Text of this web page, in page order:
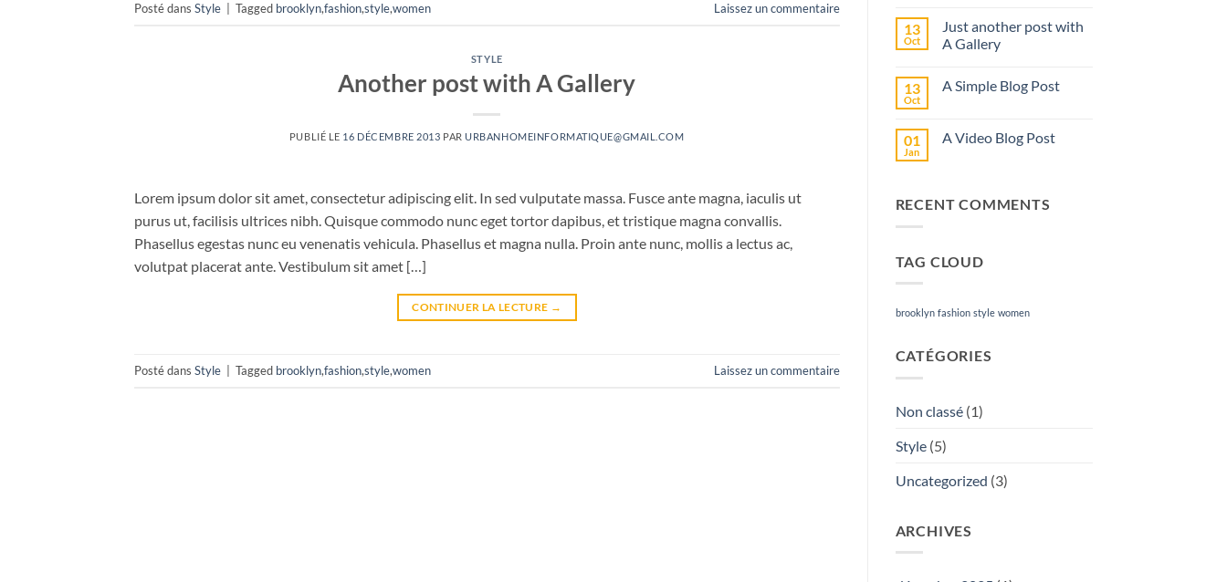
Posté dans Style Tagged brooklyn,fashion,style,women Laissez un commentaire
STYLE
Another post with A Gallery
PUBLIÉ LE 16 DÉCEMBRE 2013 PARURBANHOMEINFORMATIQUE@GMAIL.COM
Lorem ipsum dolor sit amet, consectetur adipiscing elit. In sed vulputate massa. Fusce ante magna, iaculis ut
purus ut, facilisis ultrices nibh. Quisque commodo nunc eget tortor dapibus, et tristique magna convallis.
Phasellus egestas nunc eu venenatis vehicula. Phasellus et magna nulla. Proin ante nunc, mollis a lectus ac,
volutpat placerat ante. Vestibulum sit amet […]
CONTINUER LA LECTURE →
Posté dans Style Tagged brooklyn,fashion,style,women Laissez un commentaire
Welcome
to
Flatsome
13
Oct
Just another post with
A Gallery
sur
with
A
13
Oct
A Simple Blog Post
A
01
Jan
A Video Blog Post
Video
RECENT COMMENTS
TAG CLOUD
brooklyn fashion style women
CATÉGORIES
Non classé(1)
Style(5)
Uncategorized (3)
ARCHIVES